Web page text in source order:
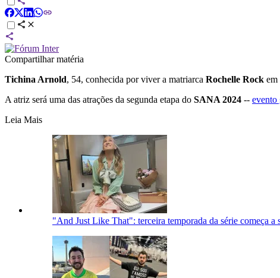
Compartilhar matéria
Tichina Arnold, 54, conhecida por viver a matriarca Rochelle Rock em
A atriz será uma das atrações da segunda etapa do SANA 2024 -- evento
Leia Mais
"And Just Like That": terceira temporada da série começa a